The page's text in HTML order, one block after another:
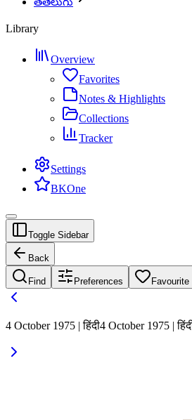
Library
Overview
Favorites
Notes & Highlights
Collections
Tracker
Settings
BKOne
Toggle Sidebar
Back
Find Preferences Favourite
4 October 1975 | हिंदी4 October 1975 |